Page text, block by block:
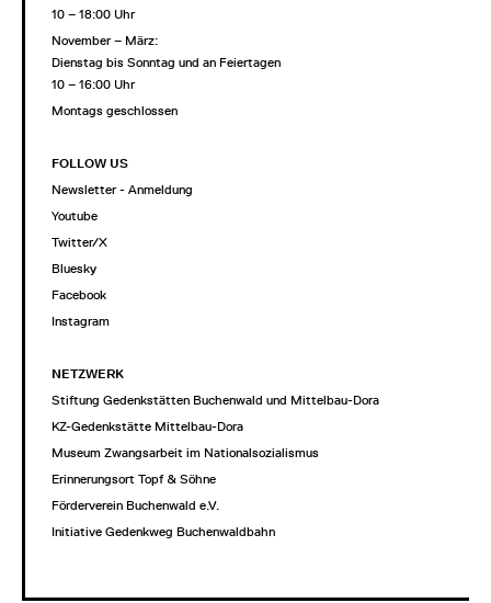
10 – 18:00 Uhr
November – März:
Dienstag bis Sonntag und an Feiertagen
10 – 16:00 Uhr
Montags geschlossen
FOLLOW US
Newsletter - Anmeldung
Youtube
Twitter/X
Bluesky
Facebook
Instagram
NETZWERK
Stiftung Gedenkstätten Buchenwald und Mittelbau-Dora
KZ-Gedenkstätte Mittelbau-Dora
Museum Zwangsarbeit im Nationalsozialismus
Erinnerungsort Topf & Söhne
Förderverein Buchenwald e.V.
Initiative Gedenkweg Buchenwaldbahn